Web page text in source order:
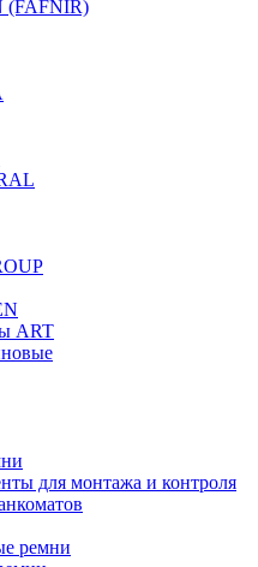
(FAFNIR)
ART
для монтажа и контроля
ремни